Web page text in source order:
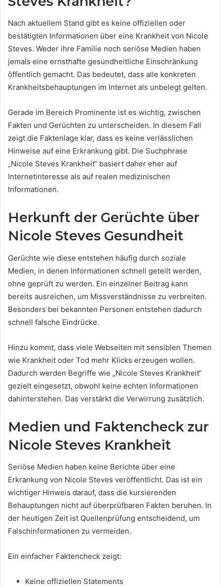
Nach aktuellem Stand gibt es keine offiziellen oder
bestätigten Informationen über eine Krankheit von Nicole
Steves. Weder ihre Familie noch seriöse Medien haben
jemals eine ernsthafte gesundheitliche Einschränkung
öffentlich gemacht. Das bedeutet, dass alle konkreten
Krankheitsbehauptungen im Internet als unbelegt gelten.
Gerade im Bereich Prominente ist es wichtig, zwischen
Fakten und Gerüchten zu unterscheiden. In diesem Fall
zeigt die Faktenlage klar, dass es keine verlässlichen
Hinweise auf eine Erkrankung gibt. Die Suchphrase
„Nicole Steves Krankheit“ basiert daher eher auf
Internetinteresse als auf realen medizinischen
Informationen.
Herkunft der Gerüchte über
Nicole Steves Gesundheit
Gerüchte wie diese entstehen häufig durch soziale
Medien, in denen Informationen schnell geteilt werden,
ohne geprüft zu werden. Ein einzelner Beitrag kann
bereits ausreichen, um Missverständnisse zu verbreiten.
Besonders bei bekannten Personen entstehen dadurch
schnell falsche Eindrücke.
Hinzu kommt, dass viele Webseiten mit sensiblen Themen
wie Krankheit oder Tod mehr Klicks erzeugen wollen.
Dadurch werden Begriffe wie „Nicole Steves Krankheit“
gezielt eingesetzt, obwohl keine echten Informationen
dahinterstehen. Das verstärkt die Verwirrung zusätzlich.
Medien und Faktencheck zur
Nicole Steves Krankheit
Seriöse Medien haben keine Berichte über eine
Erkrankung von Nicole Steves veröffentlicht. Das ist ein
wichtiger Hinweis darauf, dass die kursierenden
Behauptungen nicht auf überprüfbaren Fakten beruhen. In
der heutigen Zeit ist Quellenprüfung entscheidend, um
Falschinformationen zu vermeiden.
Ein einfacher Faktencheck zeigt:
Keine offiziellen Statements